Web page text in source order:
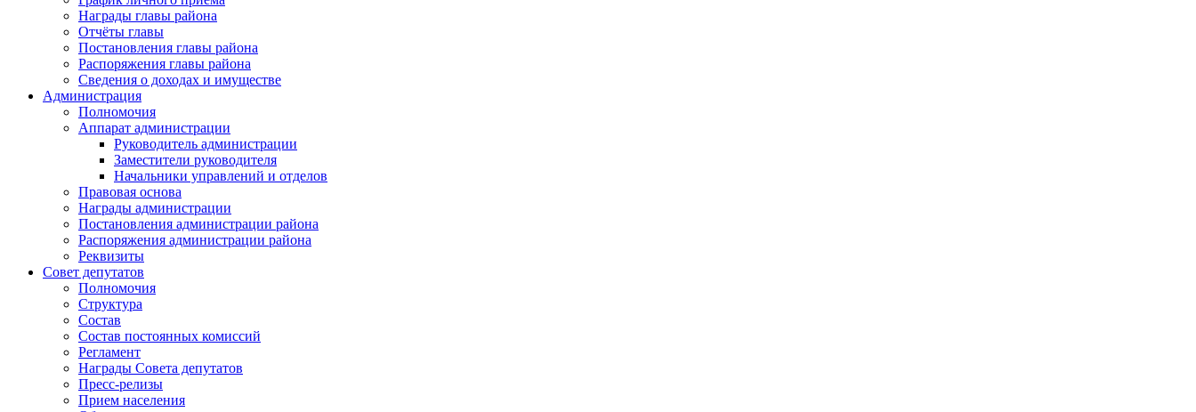
Награды главы района
Отчёты главы
Постановления главы района
Распоряжения главы района
Сведения о доходах и имуществе
Администрация
Полномочия
Аппарат администрации
Руководитель администрации
Заместители руководителя
Начальники управлений и отделов
Правовая основа
Награды администрации
Постановления администрации района
Распоряжения администрации района
Реквизиты
Совет депутатов
Полномочия
Структура
Состав
Состав постоянных комиссий
Регламент
Награды Совета депутатов
Пресс-релизы
Прием населения